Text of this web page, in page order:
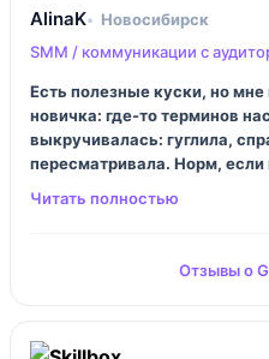
AlinaK
Новосибирск
SMM / коммуникации с
Есть полезные куски, но
новичка: где-то терминов
выкручивалась: гуглила,
пересматривала. Норм,
хотите, чтобы вас вели за
Отзывы о